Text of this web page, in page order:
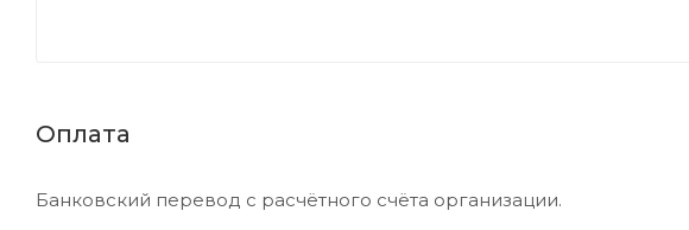
Оплата
Банковский перевод с расчётного счёта организации.